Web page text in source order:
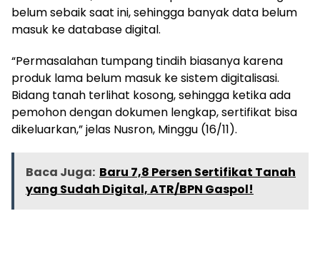
belum sebaik saat ini, sehingga banyak data belum
masuk ke database digital.
“Permasalahan tumpang tindih biasanya karena
produk lama belum masuk ke sistem digitalisasi.
Bidang tanah terlihat kosong, sehingga ketika ada
pemohon dengan dokumen lengkap, sertifikat bisa
dikeluarkan,” jelas Nusron, Minggu (16/11).
Baca Juga: Baru 7,8 Persen Sertifikat Tanah
yang Sudah Digital, ATR/BPN Gaspol!